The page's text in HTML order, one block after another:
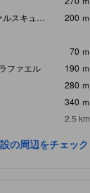
サン ラファエル ヴァルスキュル駅
200 ｍ
70 ｍ
ファエル
190 ｍ
280 ｍ
340 ｍ
2.5 km
の周辺をチェック